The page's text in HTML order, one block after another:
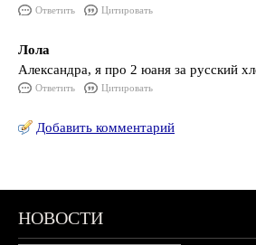
Ответить Цитировать
Лола
Александра, я про 2 юаня за русский
Ответить Цитировать
Добавить комментарий
НОВОСТИ